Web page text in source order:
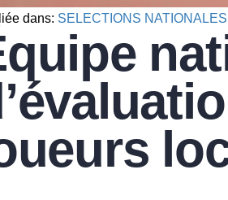
dans: SELECTIONS NATIONALES